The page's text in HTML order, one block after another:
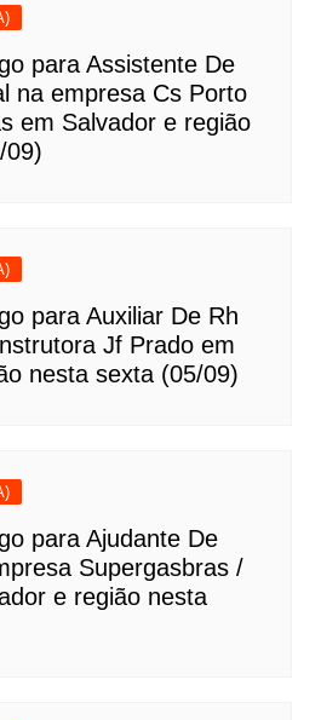
para Assistente De
na empresa Cs Porto
em Salvador e região
09)
para Auxiliar De Rh
Jf Prado em
nesta sexta (05/09)
para Ajudante De
Supergasbras /
e região nesta